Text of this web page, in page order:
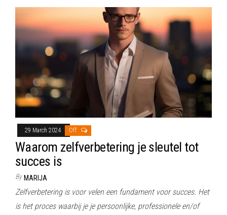
29 March 2024 Off
Waarom zelfverbetering je sleutel tot
succes is
By MARIJA
Zelfverbetering is voor velen een fundament voor succes. Het
is het proces waarbij je je persoonlijke, professionele en/of